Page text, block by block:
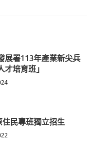
展署113年產業新尖兵
培育班」
民專班獨立招生